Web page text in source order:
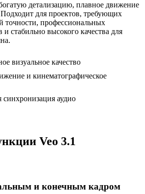
детализацию, плавное движение
для проектов, требующих
точности, профессиональных
стабильно высокого качества для
визуальное качество
и кинематографическое
аудио
Veo 3.1
и конечным кадром